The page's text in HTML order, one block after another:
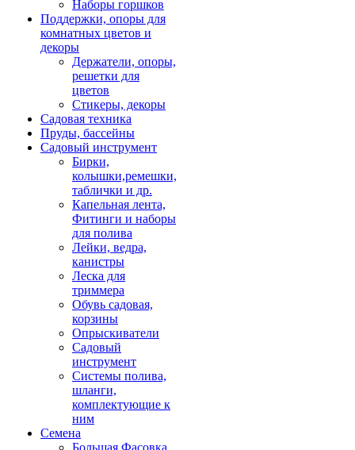
Наборы горшков
Поддержки, опоры для
комнатных цветов и
декоры
Держатели, опоры,
решетки для
цветов
Стикеры, декоры
Садовая техника
Пруды, бассейны
Садовый инструмент
Бирки,
колышки,ремешки,
таблички и др.
Капельная лента,
Фитинги и наборы
для полива
Лейки, ведра,
канистры
Леска для
триммера
Обувь садовая,
корзины
Опрыскиватели
Садовый
инструмент
Системы полива,
шланги,
комплектующие к
ним
Семена
Большая Фасовка